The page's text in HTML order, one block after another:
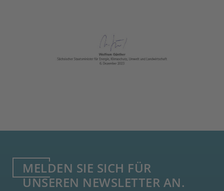
MELDEN SIE SICH FÜR
UNSEREN NEWSLETTER AN.